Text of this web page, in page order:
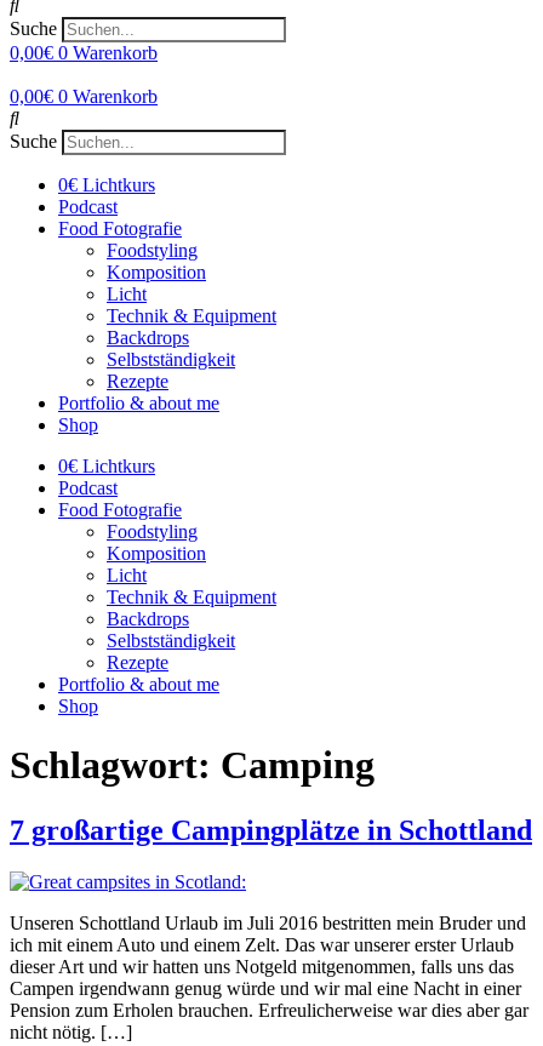
Suche
0,00€ 0 Warenkorb
0,00€ 0 Warenkorb
Suche
0€ Lichtkurs
Podcast
Food Fotografie
Foodstyling
Komposition
Licht
Technik & Equipment
Backdrops
Selbstständigkeit
Rezepte
Portfolio & about me
Shop
0€ Lichtkurs
Podcast
Food Fotografie
Foodstyling
Komposition
Licht
Technik & Equipment
Backdrops
Selbstständigkeit
Rezepte
Portfolio & about me
Shop
Schlagwort: Camping
7 großartige Campingplätze in Schottland
Unseren Schottland Urlaub im Juli 2016 bestritten mein Bruder und
ich mit einem Auto und einem Zelt. Das war unserer erster Urlaub
dieser Art und wir hatten uns Notgeld mitgenommen, falls uns das
Campen irgendwann genug würde und wir mal eine Nacht in einer
Pension zum Erholen brauchen. Erfreulicherweise war dies aber gar
nicht nötig. […]